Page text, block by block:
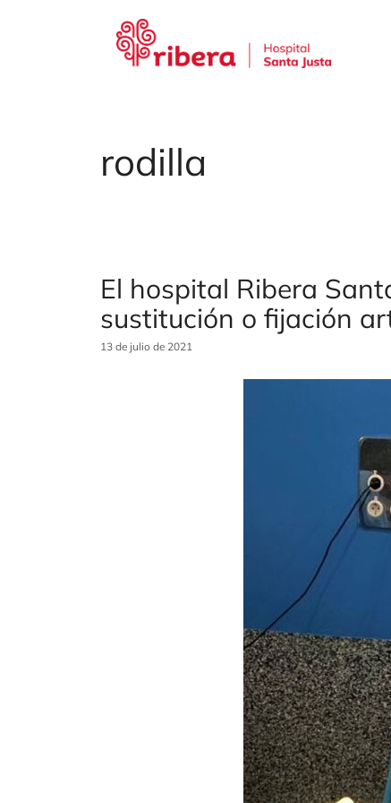
rodilla
El hospital Ribera
sustitución o fijación
13 de julio de 2021